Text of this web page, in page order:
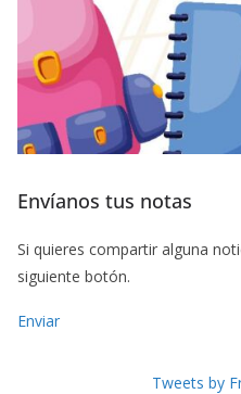
Envíanos tus notas
Si quieres compartir alguna
siguiente botón.
Enviar
Tweets by